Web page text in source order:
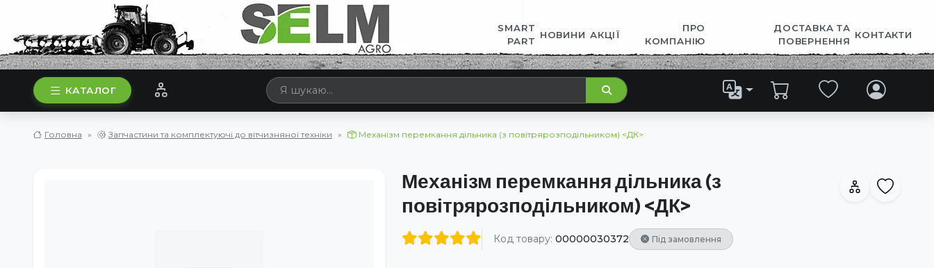
SMART
PART
НОВИНИ АКЦІЇ
ПРО
КОМПАНІЮ
ДОСТАВКА ТА
ПОВЕРНЕННЯ
КОНТАКТИ
КАТАЛОГ
Головна Запчастини та комплектуючі до вітчизняної техніки Механізм перемкання дільника (з повітрярозподільником) <ДК>
Механізм перемкання дільника (з
повітрярозподільником) <ДК>
Код товару: 00000030372 Під замовлення